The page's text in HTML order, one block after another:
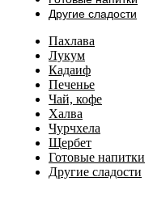
Другие сладости
Пахлава
Лукум
Кадаиф
Печенье
Чай, кофе
Халва
Чурчхела
Щербет
Готовые напитки
Другие сладости